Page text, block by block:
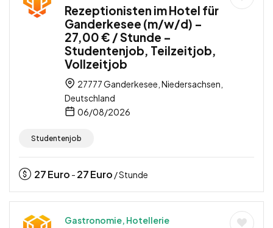
Rezeptionisten im Hotel für
Ganderkesee (m/w/d) –
27,00 € / Stunde –
Studentenjob, Teilzeitjob,
Vollzeitjob
27777 Ganderkesee, Niedersachsen,
Deutschland
06/08/2026
Studentenjob
27Euro - 27Euro / Stunde
Gastronomie, Hotellerie